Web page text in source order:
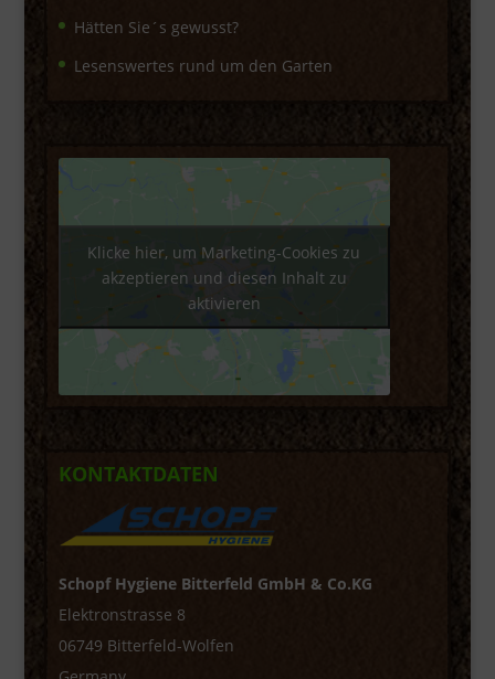
Hätten Sie´s gewusst?
Lesenswertes rund um den Garten
Klicke hier, um Marketing-Cookies zu
akzeptieren und diesen Inhalt zu
aktivieren
KONTAKTDATEN
Schopf Hygiene Bitterfeld GmbH & Co.KG
Elektronstrasse 8
06749 Bitterfeld-Wolfen